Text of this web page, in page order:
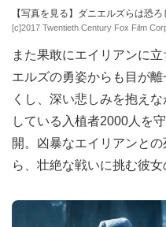
【写真を見る】ダニエルズらは恐
[c]2017 Twentieth Century Fox Film
また果敢にエイリアンに
エルズの勇姿からも目が
くし、深い悲しみを抱え
している入植者2000人を
開。凶暴なエイリアンと
ら、壮絶な戦いに挑む彼女